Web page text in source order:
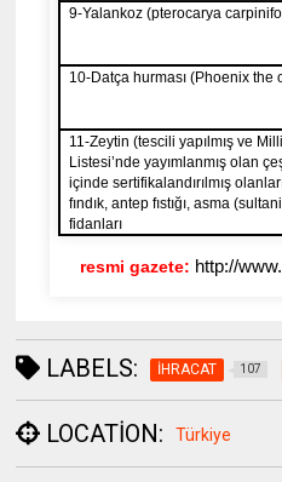
9-Yalankoz (pterocarya
10-Datça hurması (Phoenix the
11-Zeytin (tescili yapılmış ve
Listesi’nde yayımlanmış olan
içinde sertifikalandırılmış
fındık, antep fıstığı, asma
fidanları
resmi gazete: http://
LABELS: İHRACAT 107
LOCATION: Türkiye